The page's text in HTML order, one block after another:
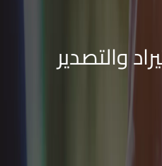
والتصدير